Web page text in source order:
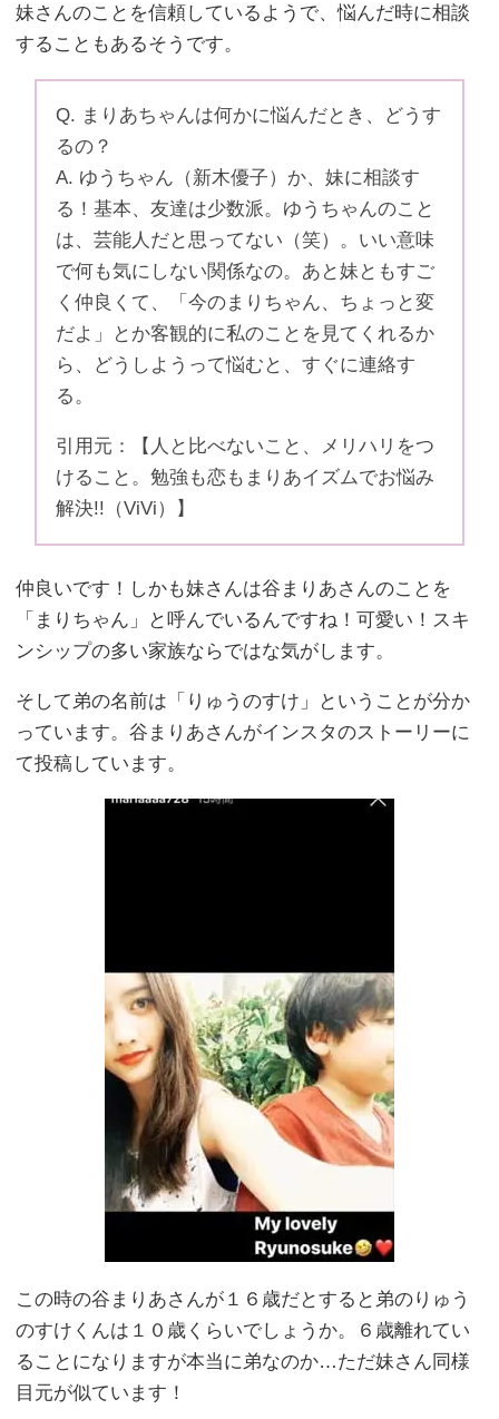
妹さんのことを信頼しているようで、悩んだ時に相談
することもあるそうです。
Q. まりあちゃんは何かに悩んだとき、どうす
るの？
A. ゆうちゃん（新木優子）か、妹に相談す
る！基本、友達は少数派。ゆうちゃんのこと
は、芸能人だと思ってない（笑）。いい意味
で何も気にしない関係なの。あと妹ともすご
く仲良くて、「今のまりちゃん、ちょっと変
だよ」とか客観的に私のことを見てくれるか
ら、どうしようって悩むと、すぐに連絡す
る。
引用元：【人と比べないこと、メリハリをつ
けること。勉強も恋もまりあイズムでお悩み
解決!!（ViVi）】
仲良いです！しかも妹さんは谷まりあさんのことを
「まりちゃん」と呼んでいるんですね！可愛い！スキ
ンシップの多い家族ならではな気がします。
そして弟の名前は「りゅうのすけ」ということが分か
っています。谷まりあさんがインスタのストーリーに
て投稿しています。
この時の谷まりあさんが１６歳だとすると弟のりゅう
のすけくんは１０歳くらいでしょうか。６歳離れてい
ることになりますが本当に弟なのか…ただ妹さん同様
目元が似ています！